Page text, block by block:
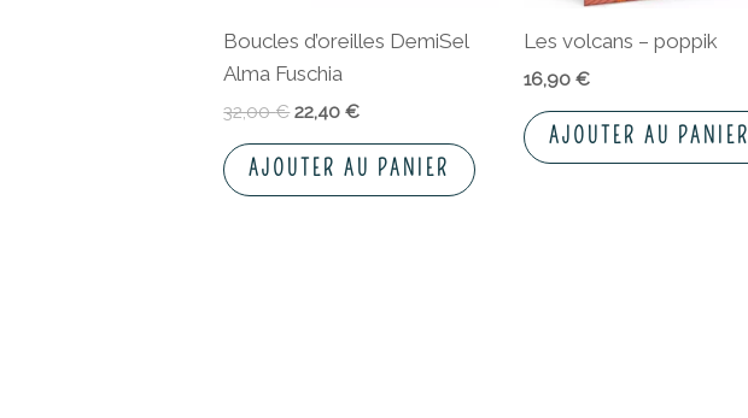
Boucles d’oreilles DemiSel
Alma Fuschia
32,00€ 22,40€
AJOUTER AU PANIER
Les volcans – poppik
16,90 €
AJOUTER AU PANIER